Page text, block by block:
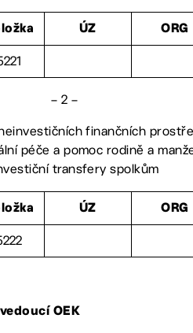
ÚZ ORG
– 2 –
finančních
péče a pomoc rodině a
transfery spolkům
ÚZ ORG
OEK